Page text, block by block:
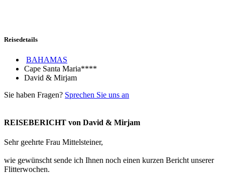
Reisedetails
BAHAMAS
Cape Santa Maria****
David & Mirjam
Sie haben Fragen? Sprechen Sie uns an
REISEBERICHT von David & Mirjam
Sehr geehrte Frau Mittelsteiner,
wie gewünscht sende ich Ihnen noch einen kurzen Bericht unserer
Flitterwochen.